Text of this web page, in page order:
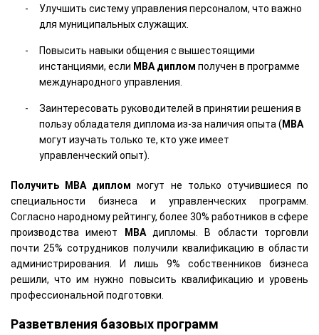
Улучшить систему управления персоналом, что важно
для муниципальных служащих.
Повысить навыки общения с вышестоящими
инстанциями, если MBA диплом получен в программе
международного управления.
Заинтересовать руководителей в принятии решения в
пользу обладателя диплома из-за наличия опыта ( MBA
могут изучать только те, кто уже имеет
управленческий опыт).
Получить MBA диплом могут не только отучившиеся по
специальности бизнеса и управленческих программ.
Согласно народному рейтингу, более 30% работников в сфере
производства имеют
MBAдипломы. В области торговли
почти 25% сотрудников получили квалификацию в области
администрирования. И лишь 9% собственников бизнеса
решили, что им нужно повысить квалификацию и уровень
профессиональной подготовки.
Разветвления базовых программ